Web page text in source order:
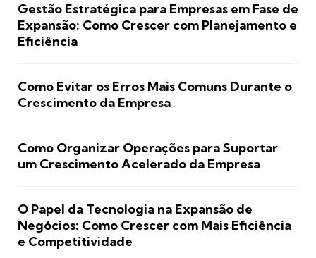
Gestão Estratégica para Empresas em Fase de
Expansão: Como Crescer com Planejamento e
Eficiência
Como Evitar os Erros Mais Comuns Durante o
Crescimento da Empresa
Como Organizar Operações para Suportar
um Crescimento Acelerado da Empresa
O Papel da Tecnologia na Expansão de
Negócios: Como Crescer com Mais Eficiência
e Competitividade